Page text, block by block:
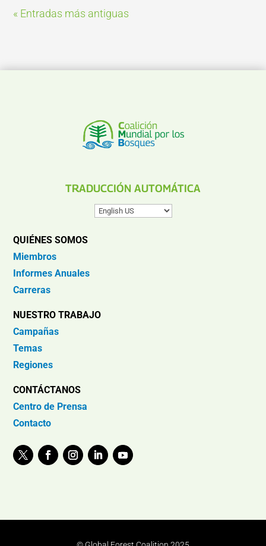
« Entradas más antiguas
TRADUCCIÓN AUTOMÁTICA
QUIÉNES SOMOS
Miembros
Informes Anuales
Carreras
NUESTRO TRABAJO
Campañas
Temas
Regiones
CONTÁCTANOS
Centro de Prensa
Contacto